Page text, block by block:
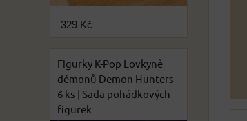
329 Kč
Figurky K-Pop Lovkyně
démonů Demon Hunters
6 ks | Sada pohádkových
figurek